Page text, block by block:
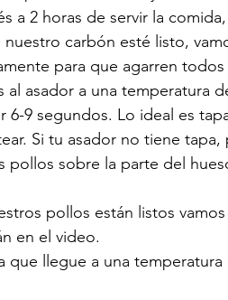
a 2 horas de servir la
nuestro carbón esté listo,
para que agarren
al asador a una temperatura
6-9 segundos. Lo ideal es
Si tu asador no tiene
pollos sobre la parte del
pollos están listos
en el video.
que llegue a una temperatura